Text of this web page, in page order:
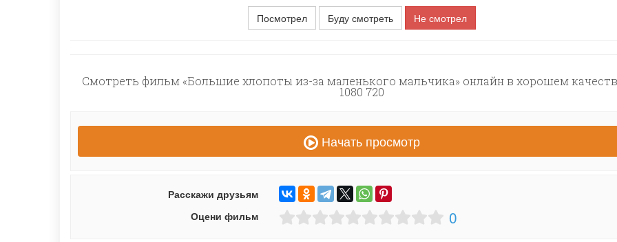
Посмотрел
Буду смотреть Не смотрел
Смотреть фильм «Большие хлопоты из-за маленького мальчика» онлайн в хорошем
1080 720
Начать просмотр
Расскажи друзьям
Оцени фильм
0